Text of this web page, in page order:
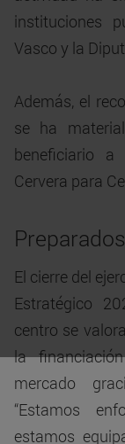
instituciones
Vasco y la
Además, el
se ha
beneficiario
Cervera para
El cierre del
Estratégico
centro se
la
mercado
“Estamos
estamos